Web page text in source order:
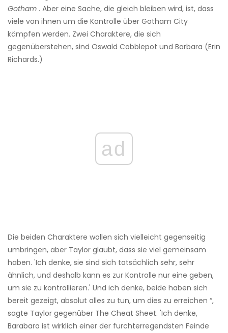
Gotham . Aber eine Sache, die gleich bleiben wird, ist, dass
viele von ihnen um die Kontrolle über Gotham City
kämpfen werden. Zwei Charaktere, die sich
gegenüberstehen, sind Oswald Cobblepot und Barbara (Erin
Richards.)
ad
Die beiden Charaktere wollen sich vielleicht gegenseitig
umbringen, aber Taylor glaubt, dass sie viel gemeinsam
haben. 'Ich denke, sie sind sich tatsächlich sehr, sehr
ähnlich, und deshalb kann es zur Kontrolle nur eine geben,
um sie zu kontrollieren.' Und ich denke, beide haben sich
bereit gezeigt, absolut alles zu tun, um dies zu erreichen “,
sagte Taylor gegenüber The Cheat Sheet. 'Ich denke,
Barabara ist wirklich einer der furchterregendsten Feinde